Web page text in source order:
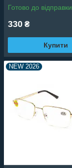
Готово до відправки
330 ₴
Купити
NEW 2026